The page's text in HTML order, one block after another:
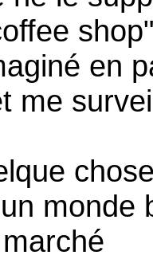
shop"
en
me
monde